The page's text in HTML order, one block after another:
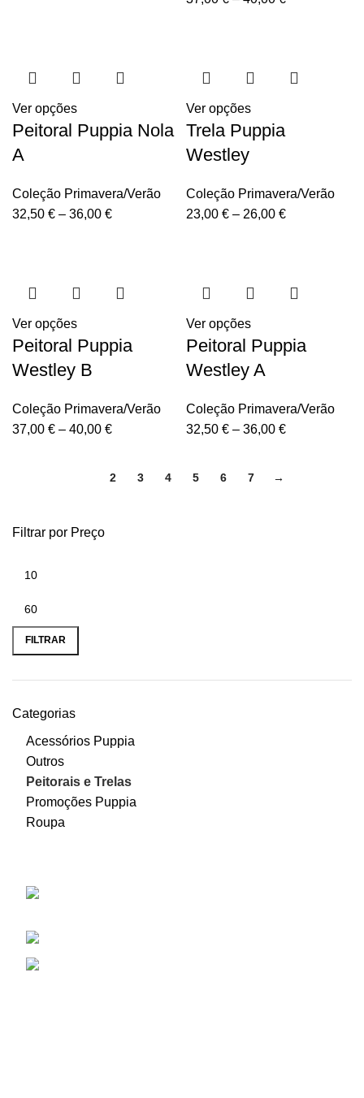
Filtrar por Preço
FILTRAR
Categorias
Acessórios Puppia
Outros
Peitorais e Trelas
Promoções Puppia
Roupa
Ver opções
Peitoral Puppia Nola
A
Coleção Primavera/Verão
32,50 € – 36,00 €
Ver opções
Trela Puppia
Westley
Coleção Primavera/Verão
23,00 € – 26,00 €
Ver opções
Peitoral Puppia
Westley B
Coleção Primavera/Verão
37,00 € – 40,00 €
Ver opções
Peitoral Puppia
Westley A
Coleção Primavera/Verão
32,50 € – 36,00 €
2 3 4 5 6 7 →